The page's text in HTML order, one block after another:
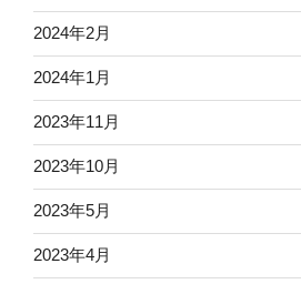
2024年2月
2024年1月
2023年11月
2023年10月
2023年5月
2023年4月